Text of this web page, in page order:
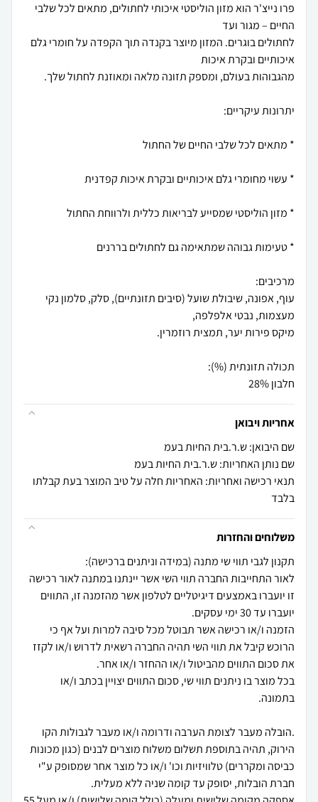
פרו נייצ'ר הוא מזון הוליסטי איכותי לחתולים, מתאים לכל שלבי
לחתולים בוגרים. המזון מיוצר בקנדה תוך הקפדה על חומרי גלם
עוף, אפונה, שיבולת שועל (סיבים תזונתיים), סלק, סלמון נקי
חלבון 28%
אחריות ויבואן
שם היבואן: ש.ר.בית החיות בעמ
שם נותן האחריות: ש.ר.בית החיות בעמ
תנאי רכישה ואחריות: האחריות חלה על טיב המוצר בעת קבלתו
בלבד
משלוחים והחזרות
לאור התחייבות החברה תווי השי אשר יינתנו במתנה לאור רכישה
זו יועברו באמצעים דיגיטליים לטלפון אשר מהזמנה זו, התווים
הזמנה ו/או רכישה אשר תבוטל מכל סיבה למרות ועל אף כי
הרוכש קיבל את תווי השי תהיה החברה רשאית לדרוש ו/או לקזז
בכל מוצר בו ניתנים תווי שי, סכום התווים יצויין בכתב ו/או
.הובלה מעבר לצומת הערבה ודרומה ו/או מעבר לגבולות הקו
הירוק, תהיה בתוספת תשלום משלוח מוצרים לבנים (כגון מכונות
כביסה ומקררים) טלוויזיות וכו' ו/או כל מוצר אחר שמסופק ע"י